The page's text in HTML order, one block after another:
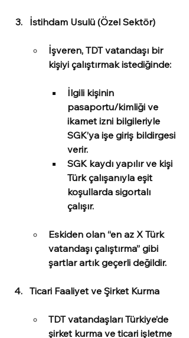
İstihdam Usulü (Özel Sektör)
İşveren, TDT vatandaşı bir
kişiyi çalıştırmak istediğinde:
İlgili kişinin
pasaportu/kimliği ve
ikamet izni bilgileriyle
SGK’ya işe giriş bildirgesi
verir.
SGK kaydı yapılır ve kişi
Türk çalışanıyla eşit
koşullarda sigortalı
çalışır.
Eskiden olan “en az X Türk
vatandaşı çalıştırma” gibi
şartlar artık geçerli değildir.
Ticari Faaliyet ve Şirket Kurma
TDT vatandaşları Türkiye’de
şirket kurma ve ticari işletme